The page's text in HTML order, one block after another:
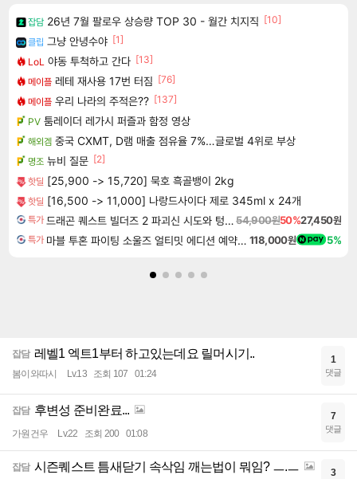
잡담 26년 7월 팔로우 상승량 TOP 30 - 월간 치지직 [10]
클립 그냥 안녕수야 [1]
LoL 야동 투척하고 간다 [13]
메이플 레테 재사용 17번 터짐 [76]
메이플 우리 나라의 주적은?? [137]
PV 툼레이더 레가시 퍼즐과 함정 영상
해외겜 중국 CXMT, D램 매출 점유율 7%…글로벌 4위로 부상
명조 뉴비 질문 [2]
핫딜 [25,900 -> 15,720] 묵호 흑골뱅이 2kg
핫딜 [16,500 -> 11,000] 나랑드사이다 제로 345ml x 24개
특가 드래곤 퀘스트 빌더즈 2 파괴신 시도와 텅 빈 섬 Dragon Quest Builders 254,900원50%27,450원
특가 마블 투혼 파이팅 소울즈 얼티밋 에디션 예약구매 MARVEL Tokon Fighting Souls Ultimate Edition Pre-Purchase 118,000원 5%
잡담 레벨1 엑트1부터 하고있는데요 릴머시기..
봄이와따시 Lv.13 조회 107 01:24
1
댓글
잡담 후변성 준비완료...
가원건우 Lv.22 조회 200 01:08
7
댓글
잡담 시즌퀘스트 틈새닫기 속삭임 깨는법이 뭐임? ㅡ.ㅡ 3